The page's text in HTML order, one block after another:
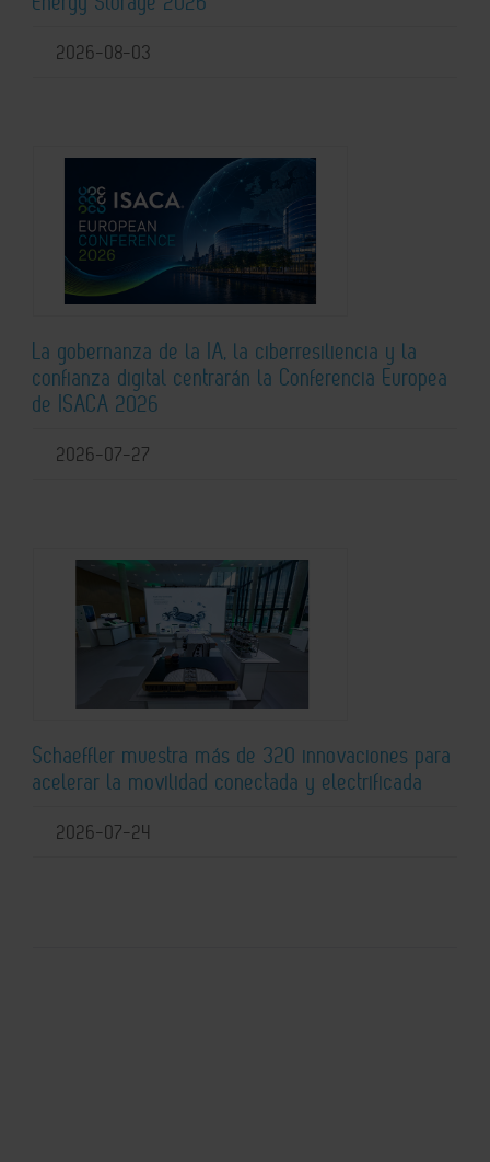
2026-08-03
La gobernanza de la IA, la ciberresiliencia y la
confianza digital centrarán la Conferencia Europea
de ISACA 2026
2026-07-27
Schaeffler muestra más de 320 innovaciones para
acelerar la movilidad conectada y electrificada
2026-07-24